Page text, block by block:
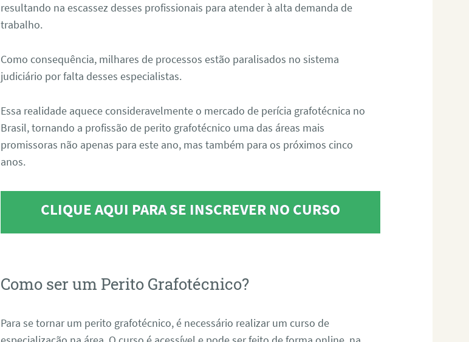
resultando na escassez desses profissionais para atender à alta demanda de
trabalho.
Como consequência, milhares de processos estão paralisados no sistema
judiciário por falta desses especialistas.
Essa realidade aquece consideravelmente o mercado de perícia grafotécnica no
Brasil, tornando a profissão de perito grafotécnico uma das áreas mais
promissoras não apenas para este ano, mas também para os próximos cinco
anos.
CLIQUE AQUI PARA SE INSCREVER NO CURSO
Como ser um Perito Grafotécnico?
Para se tornar um perito grafotécnico, é necessário realizar um curso de